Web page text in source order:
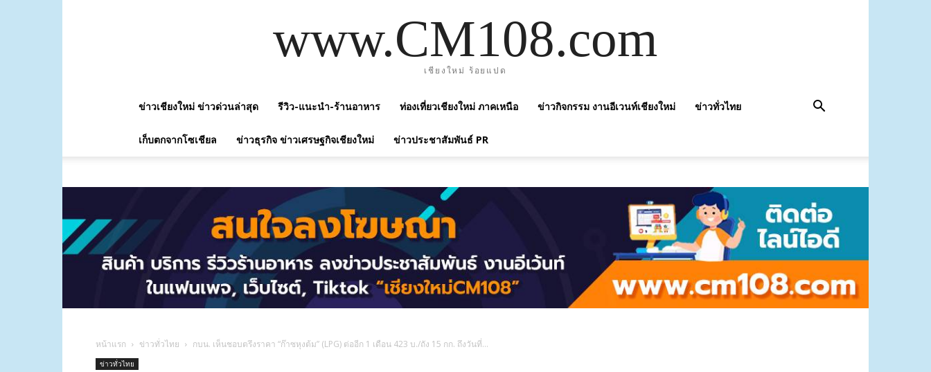
www.CM108.com
เชียงใหม่ ร้อยแปด
ข่าวเชียงใหม่ ข่าวด่วนล่าสุด รีวิว-แนะนำ-ร้านอาหาร ท่องเที่ยวเชียงใหม่ ภาคเหนือ ข่าวกิจกรรม งานอีเวนท์เชียงใหม่ ข่าวทั่วไทย
เก็บตกจากโซเชียล ข่าวธุรกิจ ข่าวเศรษฐกิจเชียงใหม่ ข่าวประชาสัมพันธ์ PR
หน้าแรก ข่าวทั่วไทย กบน. เห็นชอบตรึงราคา “ก๊าซหุงต้ม” (LPG) ต่ออีก 1 เดือน 423 บ./ถัง 15 กก. ถึงวันที่...
ข่าวทั่วไทย